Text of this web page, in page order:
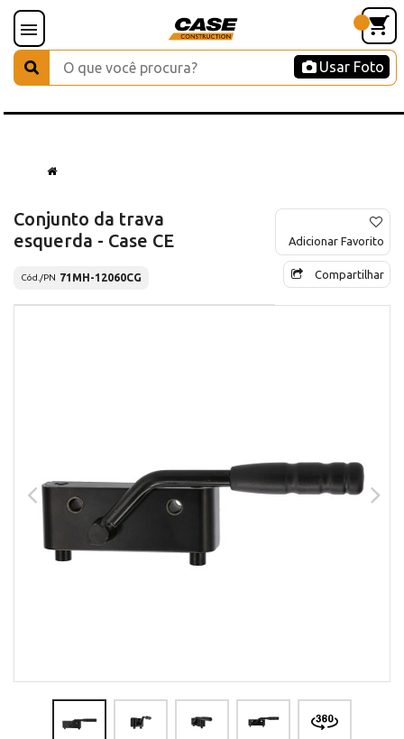
Usar Foto
Conjunto da trava
esquerda - Case CE
Cód./PN 71MH-12060CG
Adicionar Favorito
Compartilhar